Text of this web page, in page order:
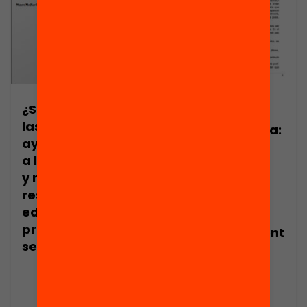
¿Son efectivas
las becas y las
ayudas de cara
a la continuidad
y mejora de los
resultados
educativos en
primaria y
secundaria?
Nota de premsa:
l’abandonament